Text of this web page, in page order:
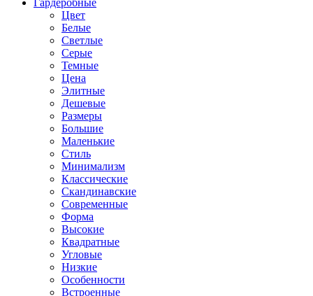
Гардеробные
Цвет
Белые
Светлые
Серые
Темные
Цена
Элитные
Дешевые
Размеры
Большие
Маленькие
Стиль
Минимализм
Классические
Скандинавские
Современные
Форма
Высокие
Квадратные
Угловые
Низкие
Особенности
Встроенные